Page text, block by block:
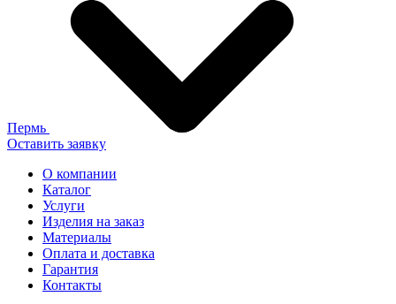
Пермь
Оставить заявку
О компании
Каталог
Услуги
Изделия на заказ
Материалы
Оплата и доставка
Гарантия
Контакты